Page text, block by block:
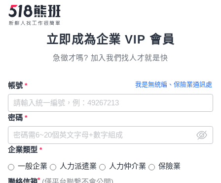
立即成為企業 VIP 會員
急徵才嗎? 加入我們找人才就是快
我是無統編、保險業通訊處
帳號 *
密碼 *
企業類型 *
一般企業 人力派遣業 人力仲介業
保險業
*